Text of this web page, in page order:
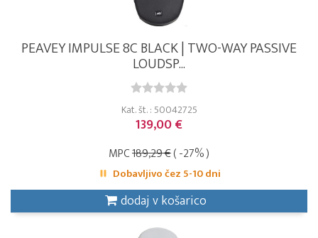
PEAVEY IMPULSE 8C BLACK | TWO-WAY PASSIVE
LOUDSP...
Kat. št. : 50042725
139,00 €
MPC189,29 €( -27% )
Dobavljivo čez 5-10 dni
dodaj v košarico